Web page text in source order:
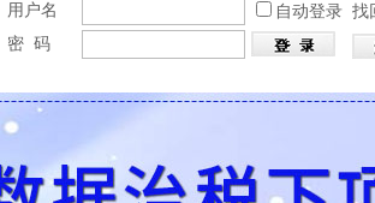
用户名 自动登录 找
密 码